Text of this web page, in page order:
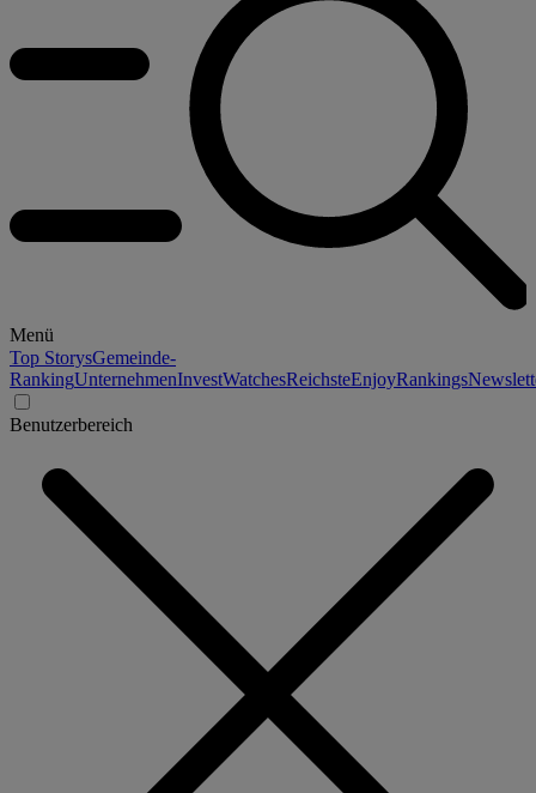
Menü
Top StorysGemeinde-
RankingUnternehmenInvestWatchesReichsteEnjoyRankings
Benutzerbereich